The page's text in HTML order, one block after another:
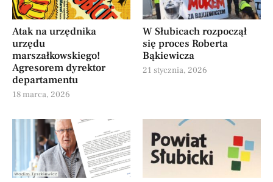
Atak na urzędnika
urzędu
marszałkowskiego!
Agresorem dyrektor
departamentu
18 marca, 2026
W Słubicach rozpoczął
się proces Roberta
Bąkiewicza
21 stycznia, 2026